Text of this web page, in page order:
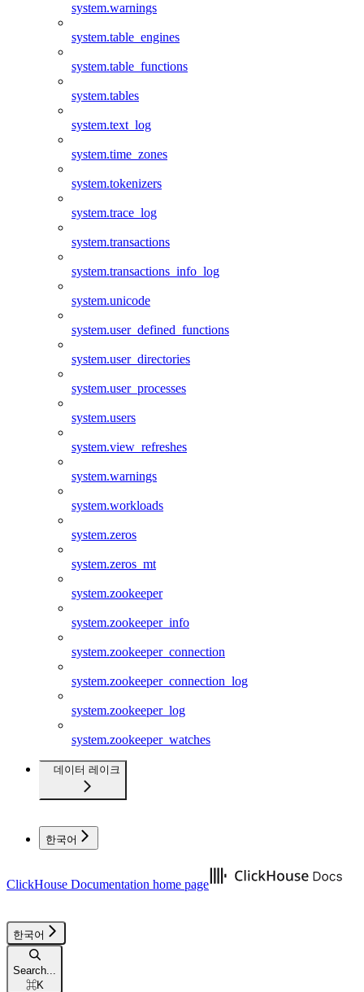
system.warnings
system.table_engines
system.table_functions
system.tables
system.text_log
system.time_zones
system.tokenizers
system.trace_log
system.transactions
system.transactions_info_log
system.unicode
system.user_defined_functions
system.user_directories
system.user_processes
system.users
system.view_refreshes
system.warnings
system.workloads
system.zeros
system.zeros_mt
system.zookeeper
system.zookeeper_info
system.zookeeper_connection
system.zookeeper_connection_log
system.zookeeper_log
system.zookeeper_watches
데이터 레이크
한국어
ClickHouse Documentation home page
한국어
Search...
⌘K